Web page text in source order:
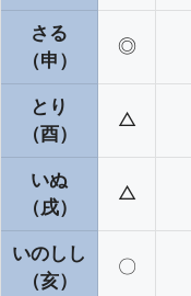
さる
（申）
◎
とり
（酉）
△
いぬ
（戌）
△
いのしし
（亥）
〇